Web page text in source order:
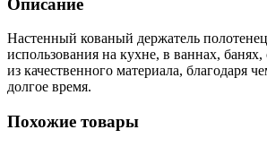
Настенный кованый держатель
использования на кухне, в ваннах,
из качественного материала, благодаря
долгое время.
Похожие товары